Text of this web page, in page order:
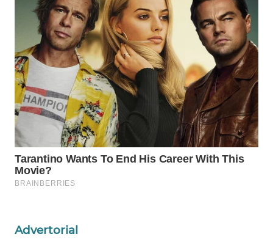
Advertorial
BINTAN
WN
MANDALIKA
LIKUPANG
WN
LABUANBAJO
WN
BORNEO
Media